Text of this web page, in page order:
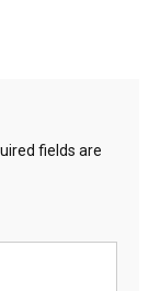
fields are